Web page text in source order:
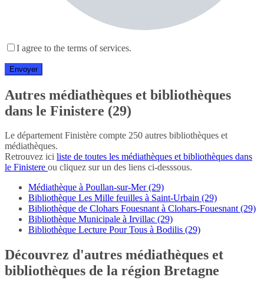
I agree to the terms of services.
Autres médiathèques et bibliothèques
dans le Finistere (29)
Le département Finistère compte 250 autres bibliothèques et
médiathèques.
Retrouvez ici liste de toutes les médiathèques et bibliothèques dans
le Finistere ou cliquez sur un des liens ci-desssous.
Médiathèque à Poullan-sur-Mer (29)
Bibliothèque Les Mille feuilles à Saint-Urbain (29)
Bibliothèque de Clohars Fouesnant à Clohars-Fouesnant (29)
Bibliothèque Municipale à Irvillac (29)
Bibliothèque Lecture Pour Tous à Bodilis (29)
Découvrez d'autres médiathèques et
bibliothèques de la région Bretagne